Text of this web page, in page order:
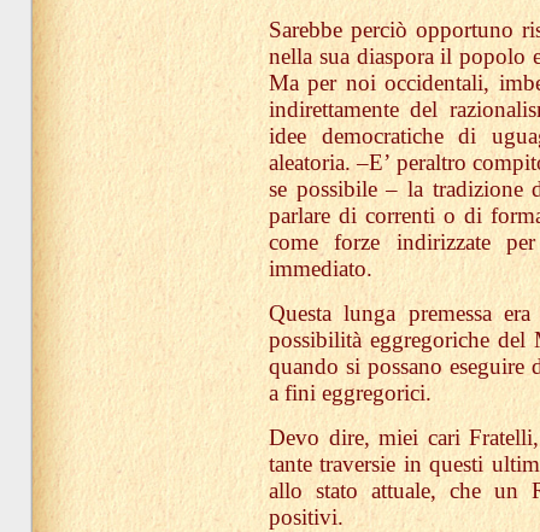
Sarebbe perciò opportuno
nella sua diaspora il popolo
Ma per noi occidentali,
indirettamente del
idee democratiche di
aleatoria. –E’ peraltro
se possibile – la
parlare di correnti o di
come forze indirizzate
immediato.
Questa lunga premessa
possibilità eggregoriche
quando si possano
a fini eggregorici.
Devo dire, miei cari
tante traversie in questi
allo stato attuale, che un
positivi.